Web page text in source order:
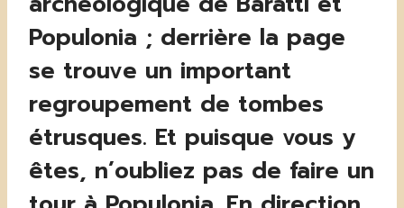
Populonia ; derrière la page
se trouve un important
regroupement de tombes
étrusques. Et puisque vous y
êtes, n’oubliez pas de faire un